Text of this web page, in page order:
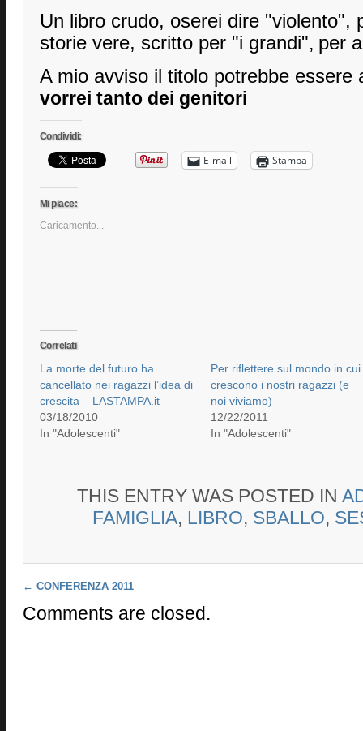
Un libro crudo, oserei dire "violento",
storie vere, scritto per "i grandi", per
A mio avviso il titolo potrebbe essere
vorrei tanto dei genitori
Condividi:
E-mail Stampa
Mi piace:
Caricamento...
Correlati
La morte del futuro ha
cancellato nei ragazzi l’idea di
crescita – LASTAMPA.it
03/18/2010
In "Adolescenti"
Per riflettere sul mondo in cui
crescono i nostri ragazzi (e
noi viviamo)
12/22/2011
In "Adolescenti"
THIS ENTRY WAS POSTED IN
FAMIGLIA, LIBRO, SBALLO,
Post navigation
← CONFERENZA 2011
Comments are closed.